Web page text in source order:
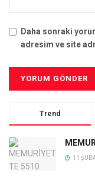
Daha sonraki
adresim ve site
Trend
11